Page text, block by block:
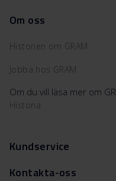
Om oss
Historien om GRAM
Jobba hos GRAM
Om du vill läsa mer om
Historia
Kundservice
Kontakta-oss